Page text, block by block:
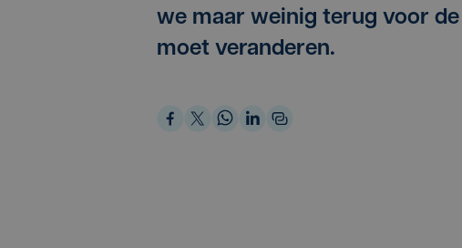
we maar weinig terug voor
moet veranderen.